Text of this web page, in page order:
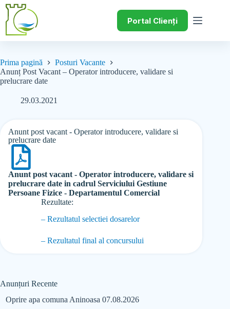
Portal Clienți
Prima pagină
Posturi Vacante
Anunț Post Vacant – Operator introducere, validare si
prelucrare date
29.03.2021
Anunt post vacant - Operator introducere, validare si
prelucrare date
Anunt post vacant - Operator introducere, validare si
prelucrare date in cadrul Serviciului Gestiune
Persoane Fizice - Departamentul Comercial
Rezultate:
– Rezultatul selectiei dosarelor
– Rezultatul final al concursului
Anunțuri Recente
Oprire apa comuna Aninoasa 07.08.2026